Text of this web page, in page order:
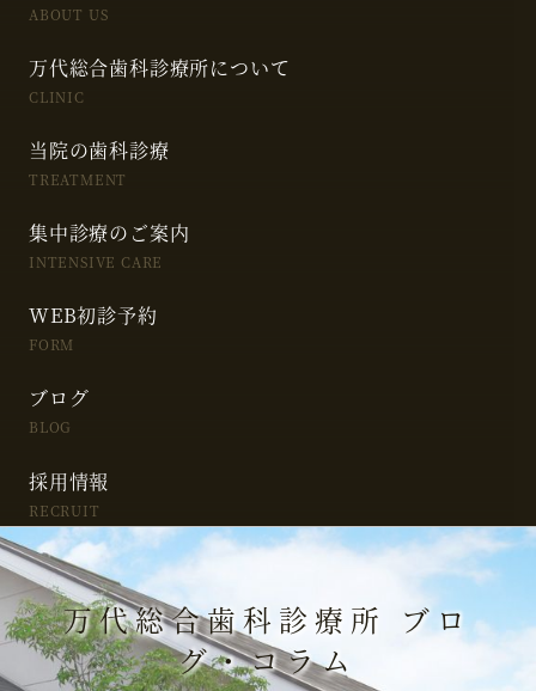
ABOUT US
万代総合歯科診療所について
CLINIC
当院の歯科診療
TREATMENT
集中診療のご案内
INTENSIVE CARE
WEB初診予約
FORM
ブログ
BLOG
採用情報
RECRUIT
万代総合歯科診療所 ブロ
グ・コラム